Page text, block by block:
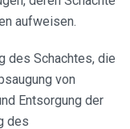
aufweisen.
des Schachtes, die
von
Entsorgung der
des